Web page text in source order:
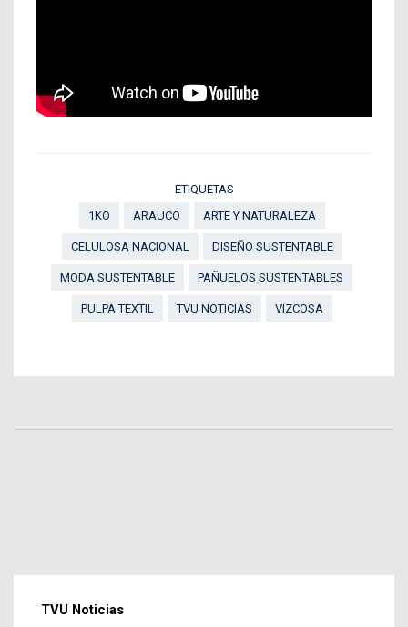
ETIQUETAS
1KO
ARAUCO ARTE Y NATURALEZA
CELULOSA NACIONAL DISEÑO SUSTENTABLE
MODA SUSTENTABLE PAÑUELOS SUSTENTABLES
PULPA TEXTIL TVU NOTICIAS VIZCOSA
TVU Noticias